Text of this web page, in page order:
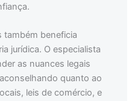
também beneficia
jurídica. O especialista
as nuances legais
quanto ao
leis de comércio, e